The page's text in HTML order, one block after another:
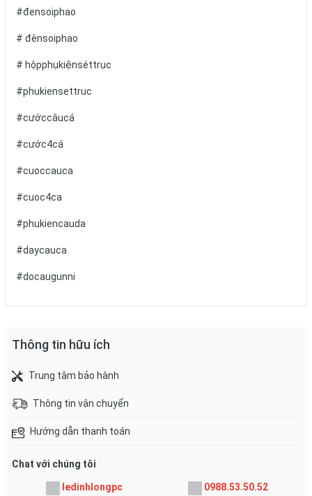
#đensoiphao
# đènsoiphao
# hộpphụkiệnséttrục
#phukiensettruc
#cướccâucá
#cước4cá
#cuoccauca
#cuoc4ca
#phukiencauda
#daycauca
#docaugunni
Thông tin hữu ích
Trung tâm bảo hành
Thông tin vận chuyển
Hướng dẫn thanh toán
Chat với chúng tôi
ledinhlongpc 0988.53.50.52